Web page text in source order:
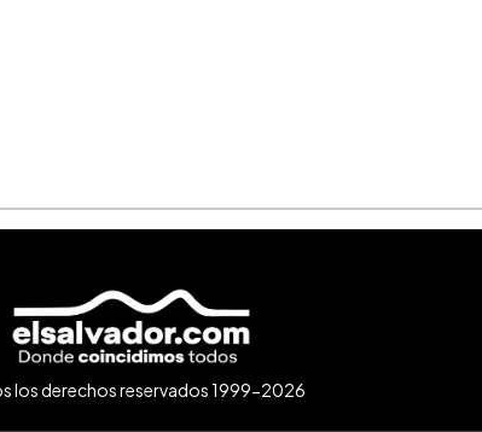
los derechos reservados 1999-2026